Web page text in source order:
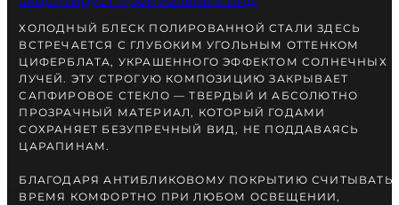
ХОЛОДНЫЙ БЛЕСК ПОЛИРОВАННОЙ СТАЛИ ЗДЕСЬ
ВСТРЕЧАЕТСЯ С ГЛУБОКИМ УГОЛЬНЫМ ОТТЕНКОМ
ЦИФЕРБЛАТА, УКРАШЕННОГО ЭФФЕКТОМ СОЛНЕЧНЫХ
ЛУЧЕЙ. ЭТУ СТРОГУЮ КОМПОЗИЦИЮ ЗАКРЫВАЕТ
САПФИРОВОЕ СТЕКЛО — ТВЕРДЫЙ И АБСОЛЮТНО
ПРОЗРАЧНЫЙ МАТЕРИАЛ, КОТОРЫЙ ГОДАМИ
СОХРАНЯЕТ БЕЗУПРЕЧНЫЙ ВИД, НЕ ПОДДАВАЯСЬ
ЦАРАПИНАМ.
БЛАГОДАРЯ АНТИБЛИКОВОМУ ПОКРЫТИЮ СЧИТЫВАТЬ
ВРЕМЯ КОМФОРТНО ПРИ ЛЮБОМ ОСВЕЩЕНИИ,